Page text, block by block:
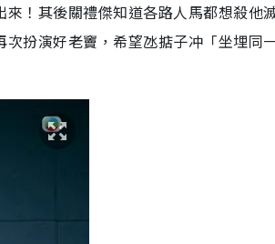
！其後關禮傑知道各路人馬都想殺他
扮演好老竇，希望氹掂子冲「坐埋同